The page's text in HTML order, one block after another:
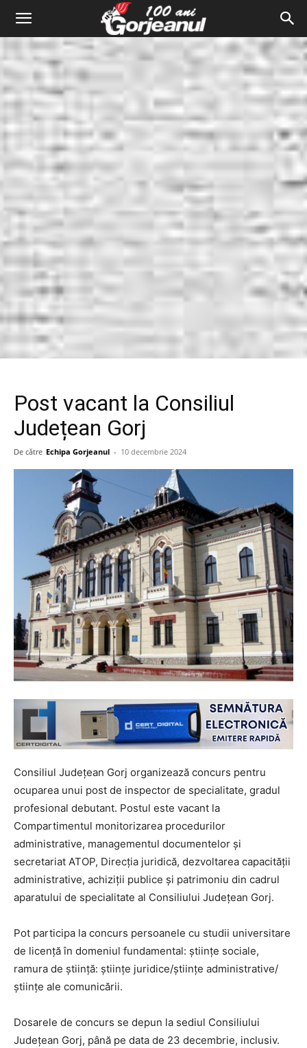
Post vacant la Consiliul
Județean Gorj
De către Echipa Gorjeanul - 10 decembrie 2024
Consiliul Judeţean Gorj organizează concurs pentru
ocuparea unui post de inspector de specialitate, gradul
profesional debutant. Postul este vacant la
Compartimentul monitorizarea procedurilor
administrative, managementul documentelor și
secretariat ATOP, Direcția juridică, dezvoltarea capacității
administrative, achiziții publice și patrimoniu din cadrul
aparatului de specialitate al Consiliului Județean Gorj.
Pot participa la concurs persoanele cu studii universitare
de licenţă în domeniul fundamental: științe sociale,
ramura de știință: științe juridice/științe administrative/
științe ale comunicării.
Dosarele de concurs se depun la sediul Consiliului
Judeţean Gorj, până pe data de 23 decembrie, inclusiv.